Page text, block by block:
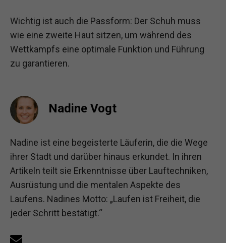
Wichtig ist auch die Passform: Der Schuh muss
wie eine zweite Haut sitzen, um während des
Wettkampfs eine optimale Funktion und Führung
zu garantieren.
Nadine Vogt
Nadine ist eine begeisterte Läuferin, die die Wege
ihrer Stadt und darüber hinaus erkundet. In ihren
Artikeln teilt sie Erkenntnisse über Lauftechniken,
Ausrüstung und die mentalen Aspekte des
Laufens. Nadines Motto: „Laufen ist Freiheit, die
jeder Schritt bestätigt.“